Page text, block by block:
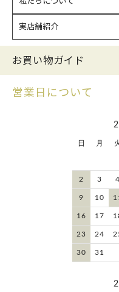
実店舗紹介
お買い物ガイド
営業日について
日 月
2 3 4
9 10
16 17
23 24
30 31